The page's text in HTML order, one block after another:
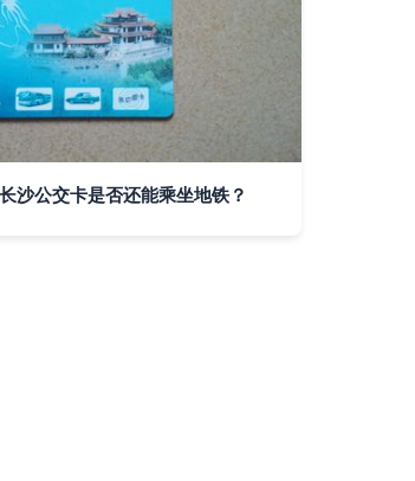
沙公交卡是否还能乘坐地铁？